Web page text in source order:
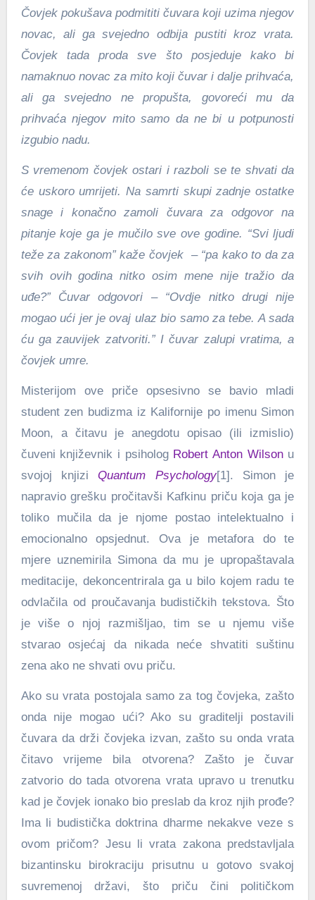
Čovjek pokušava podmititi čuvara koji uzima njegov
novac, ali ga svejedno odbija pustiti kroz vrata.
Čovjek tada proda sve što posjeduje kako bi
namaknuo novac za mito koji čuvar i dalje prihvaća,
ali ga svejedno ne propušta, govoreći mu da
prihvaća njegov mito samo da ne bi u potpunosti
izgubio nadu.
S vremenom čovjek ostari i razboli se te shvati da
će uskoro umrijeti. Na samrti skupi zadnje ostatke
snage i konačno zamoli čuvara za odgovor na
pitanje koje ga je mučilo sve ove godine. “Svi ljudi
teže za zakonom” kaže čovjek – “pa kako to da za
svih ovih godina nitko osim mene nije tražio da
uđe?” Čuvar odgovori – “Ovdje nitko drugi nije
mogao ući jer je ovaj ulaz bio samo za tebe. A sada
ću ga zauvijek zatvoriti.” I čuvar zalupi vratima, a
čovjek umre.
Misterijom ove priče opsesivno se bavio mladi
student zen budizma iz Kalifornije po imenu Simon
Moon, a čitavu je anegdotu opisao (ili izmislio)
čuveni književnik i psiholog Robert Anton Wilsonu
svojoj knjiziQuantum Psychology[1]. Simon je
napravio grešku pročitavši Kafkinu priču koja ga je
toliko mučila da je njome postao intelektualno i
emocionalno opsjednut. Ova je metafora do te
mjere uznemirila Simona da mu je upropaštavala
meditacije, dekoncentrirala ga u bilo kojem radu te
odvlačila od proučavanja budističkih tekstova. Što
je više o njoj razmišljao, tim se u njemu više
stvarao osjećaj da nikada neće shvatiti suštinu
zena ako ne shvati ovu priču.
Ako su vrata postojala samo za tog čovjeka, zašto
onda nije mogao ući? Ako su graditelji postavili
čuvara da drži čovjeka izvan, zašto su onda vrata
čitavo vrijeme bila otvorena? Zašto je čuvar
zatvorio do tada otvorena vrata upravo u trenutku
kad je čovjek ionako bio preslab da kroz njih prođe?
Ima li budistička doktrina dharme nekakve veze s
ovom pričom? Jesu li vrata zakona predstavljala
bizantinsku birokraciju prisutnu u gotovo svakoj
suvremenoj državi, što priču čini političkom